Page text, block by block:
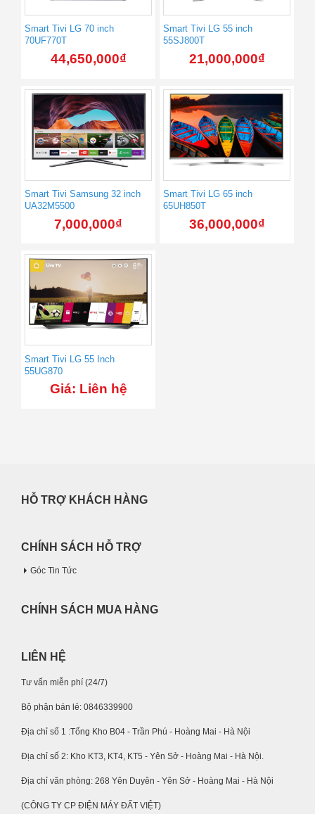
Smart Tivi LG 70 inch
70UF770T
44,650,000₫
Smart Tivi LG 55 inch
55SJ800T
21,000,000₫
Smart Tivi Samsung 32 inch
UA32M5500
7,000,000₫
Smart Tivi LG 65 inch
65UH850T
36,000,000₫
Smart Tivi LG 55 Inch
55UG870
Giá: Liên hệ
HỖ TRỢ KHÁCH HÀNG
CHÍNH SÁCH HỖ TRỢ
Góc Tin Tức
CHÍNH SÁCH MUA HÀNG
LIÊN HỆ
Tư vấn miễn phí (24/7)
Bộ phận bán lẻ: 0846339900
Địa chỉ số 1 :Tổng Kho B04 - Trần Phú - Hoàng Mai - Hà Nội
Địa chỉ số 2: Kho KT3, KT4, KT5 - Yên Sở - Hoàng Mai - Hà Nội.
Địa chỉ văn phòng: 268 Yên Duyên - Yên Sở - Hoàng Mai - Hà Nội
(CÔNG TY CP ĐIỆN MÁY ĐẤT VIỆT)